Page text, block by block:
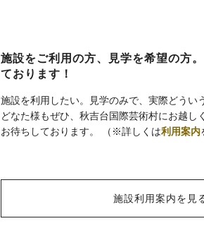
施設をご利用の方、見学を希望の方
ております！
施設を利用したい。見学のみで、実際どうい
どなた様もぜひ、秋吉台国際芸術村にお越し
お待ちしております。 （※詳しくは利用案内
施設利用案内を見